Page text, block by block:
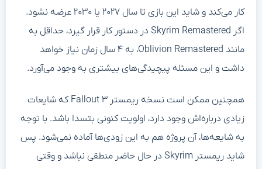
کار می‌کند و شاید این بازی تا سال ۲۰۲۷ یا ۲۰۳۰ عرضه نشود.
اگر Skyrim Remastered در دستور کار قرار گیرد، حداقل به
مانند Oblivion Remastered، به ۴ سال زمان نیاز خواهد
داشت و این مسئله پیچیدگی‌های بیشتری به وجود می‌آورد.
همچنین ممکن است نسخه ریمستر Fallout ۳ که شایعات
زیادی درباره‌اش وجود دارد، اولویت کنونی بتسدا باشد. با توجه
به شایعه‌ها، آن پروژه هم به این زودی‌ها آماده نمی‌شود. پس
شاید ریمستر Skyrim در حال حاضر منطقی نباشد و وقتی